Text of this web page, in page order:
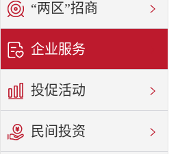
“两区”招商
企业服务
投促活动
民间投资